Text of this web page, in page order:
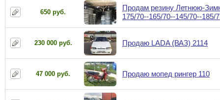
650 руб.
Продам резину Летнюю-
175/70--165/70--145/70--185/
230 000 руб. Продаю LADA (ВАЗ) 2114
47 000 руб. Продаю мопед рингер 110